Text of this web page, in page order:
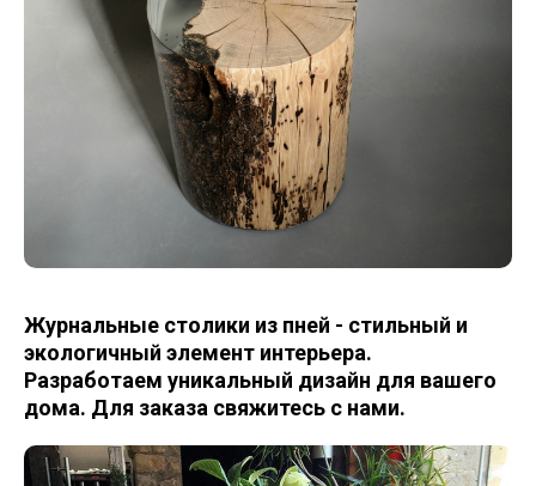
Журнальные столики из пней - стильный и
экологичный элемент интерьера.
Разработаем уникальный дизайн для вашего
дома. Для заказа свяжитесь с нами.